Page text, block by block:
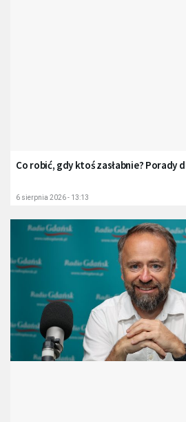
Co robić, gdy ktoś zasłabnie? Porady
6 sierpnia 2026 - 13:13